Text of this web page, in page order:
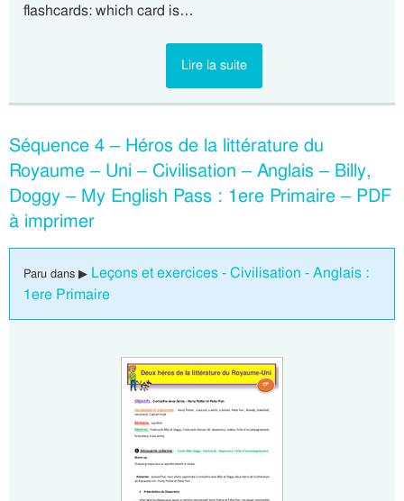
flashcards: which card is…
Lire la suite
Séquence 4 – Héros de la littérature du
Royaume – Uni – Civilisation – Anglais – Billy,
Doggy – My English Pass : 1ere Primaire – PDF
à imprimer
Paru dans ▶ Leçons et exercices - Civilisation - Anglais :
1ere Primaire